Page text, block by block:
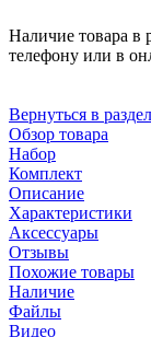
Наличие товара в
телефону или в
Вернуться в раздел
Обзор товара
Набор
Комплект
Описание
Характеристики
Аксессуары
Отзывы
Похожие товары
Наличие
Файлы
Видео